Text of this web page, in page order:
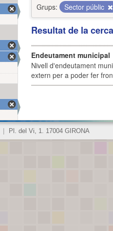
Grups:
Sector públic
Resultat de la
Endeutament municipal
Nivell d'endeutament
extern per a poder fer
Pl. del Vi, 1. 17004 GIRONA